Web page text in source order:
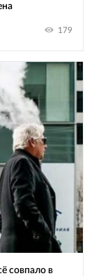
179
совпало в